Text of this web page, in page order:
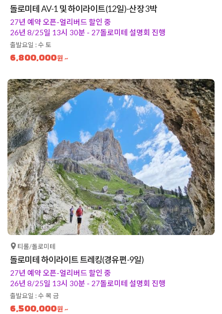
돌로미테 AV-1 및 하이라이트(12일)-산장 3박
27년 예약 오픈-얼리버드 할인 중
26년 8/25일 13시 30분 - 27돌로미테 설명회 진행
출발요일 : 수 토
6,800,000원 ~
티롤/돌로미테
돌로미테 하이라이트 트레킹(경유편-9일)
27년 예약 오픈-얼리버드 할인 중
26년 8/25일 13시 30분 - 27돌로미테 설명회 진행
출발요일 : 수 목 금
6,500,000원 ~